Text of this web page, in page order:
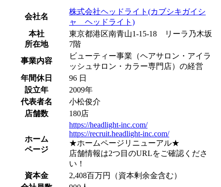
会社名
株式会社ヘッドライト(カブシキガイシ
ャ ヘッドライト)
本社
所在地
東京都港区南青山1-15-18 リーラ乃木坂
7階
事業内容
ビューティー事業（ヘアサロン・アイラ
ッシュサロン・カラー専門店）の経営
年間休日
96 日
設立年
2009年
代表者名
小松俊介
店舗数
180店
ホーム
ページ
https://headlight-inc.com/
https://recruit.headlight-inc.com/
★ホームページリニューアル★
店舗情報は2つ目のURLをご確認くださ
い！
資本金
2,408百万円（資本剰余金含む）